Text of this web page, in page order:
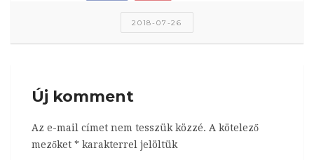
2018-07-26
Új komment
Az e-mail címet nem tesszük közzé. A kötelező
mezőket * karakterrel jelöltük